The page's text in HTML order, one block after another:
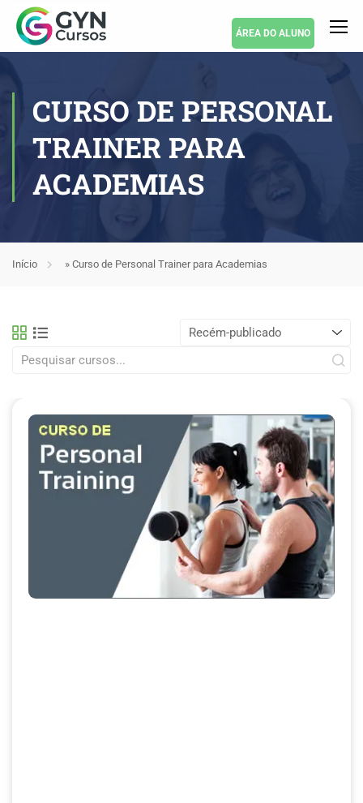
ÁREA DO ALUNO
CURSO DE PERSONAL
TRAINER PARA
ACADEMIAS
Início » Curso de Personal Trainer para Academias